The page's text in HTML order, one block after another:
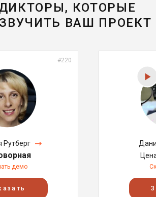
КОТОРЫЕ
ВАШ ПРОЕКТ
#220
Рутберг
демо